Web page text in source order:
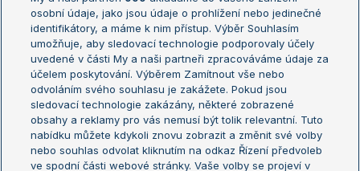
Žebříček WTA (ženy)
Sázkařský žebříček
French Open
Wimbledon
US Open
Turnaj mistrů
Turnaj mistryň
Aktualní trendy
Fotbalové přestupy
osobní údaje, jako jsou údaje o prohlížení nebo jedinečné
identifikátory, a máme k nim přístup. Výběr Souhlasím
umožňuje, aby sledovací technologie podporovaly účely
uvedené v části My a naši partneři zpracováváme údaje za
účelem poskytování. Výběrem Zamítnout vše nebo
odvoláním svého souhlasu je zakážete. Pokud jsou
sledovací technologie zakázány, některé zobrazené
obsahy a reklamy pro vás nemusí být tolik relevantní. Tuto
nabídku můžete kdykoli znovu zobrazit a změnit své volby
nebo souhlas odvolat kliknutím na odkaz Řízení předvoleb
ve spodní části webové stránky. Vaše volby se projeví v